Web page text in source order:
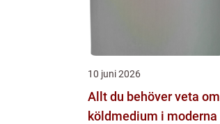
10 juni 2026
Allt du behöver veta om
köldmedium i moderna